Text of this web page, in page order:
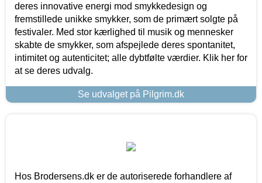
deres innovative energi mod smykkedesign og
fremstillede unikke smykker, som de primært solgte på
festivaler. Med stor kærlighed til musik og mennesker
skabte de smykker, som afspejlede deres spontanitet,
intimitet og autenticitet; alle dybtfølte værdier. Klik her for
at se deres udvalg.
Se udvalget på Pilgrim.dk
Hos Brodersens.dk er de autoriserede forhandlere af